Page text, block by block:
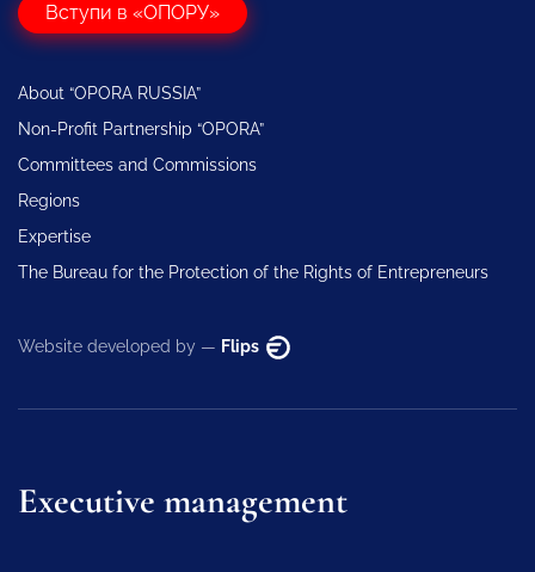
Вступи в «ОПОРУ»
About “OPORA RUSSIA”
Non-Profit Partnership “OPORA”
Committees and Commissions
Regions
Expertise
The Bureau for the Protection of the Rights of Entrepreneurs
Website developed by — Flips
Executive management